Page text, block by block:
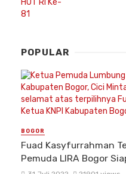
POPULAR
BOGOR
Fuad Kasyfurrahman
Pemuda LIRA Bogor